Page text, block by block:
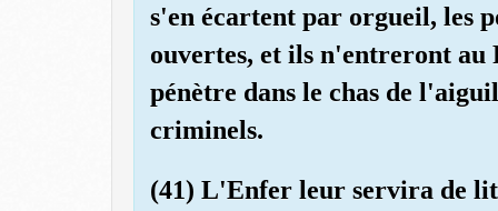
s'en écartent par orgueil, les
ouvertes, et ils n'entreront au
pénètre dans le chas de
criminels.
(41) L'Enfer leur servira de